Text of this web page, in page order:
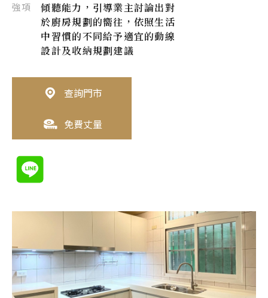
強項
傾聽能力，引導業主討論出對
於廚房規劃的嚮往，依照生活
中習慣的不同給予適宜的動線
設計及收納規劃建議
查詢門市
免費丈量